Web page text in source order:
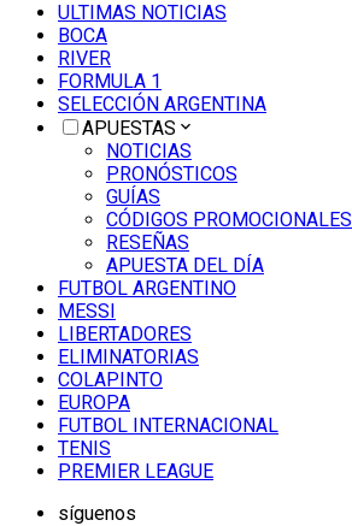
ULTIMAS NOTICIAS
BOCA
RIVER
FORMULA 1
SELECCIÓN ARGENTINA
APUESTAS
NOTICIAS
PRONÓSTICOS
GUÍAS
CÓDIGOS PROMOCIONALES
RESEÑAS
APUESTA DEL DÍA
FUTBOL ARGENTINO
MESSI
LIBERTADORES
ELIMINATORIAS
COLAPINTO
EUROPA
FUTBOL INTERNACIONAL
TENIS
PREMIER LEAGUE
síguenos